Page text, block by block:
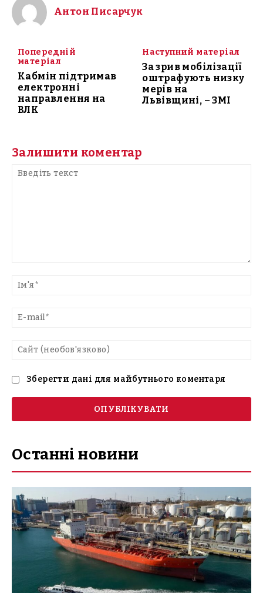
Антон Писарчук
Попередній
матеріал
Кабмін підтримав
електронні
направлення на
ВЛК
Наступний матеріал
За зрив мобілізації
оштрафують низку
мерів на
Львівщині, – ЗМІ
Залишити коментар
текст
Зберегти дані для майбутнього коментаря
Останні новини